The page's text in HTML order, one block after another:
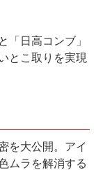
「日高コンブ」
とこ取りを実現
を大公開。アイ
ムラを解消する